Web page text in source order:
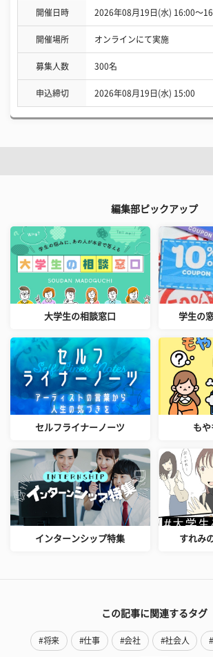
開催日時 2026年08月19日(水) 16:00〜
開催場所 オンラインにて実施
募集人数 300名
申込締切 2026年08月19日(水) 15:00
編集部ピックアップ
大学生の相談窓口 学生の
セルフライナーノーツ もや
インターンシップ特集 すれみ
この記事に関連するタグ
#将来 #仕事 #会社 #社会人